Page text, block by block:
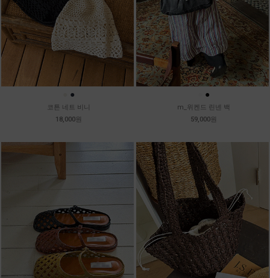
●
코튼 네트 비니
18,000원
●
m_위켄드 린넨 백
59,000원